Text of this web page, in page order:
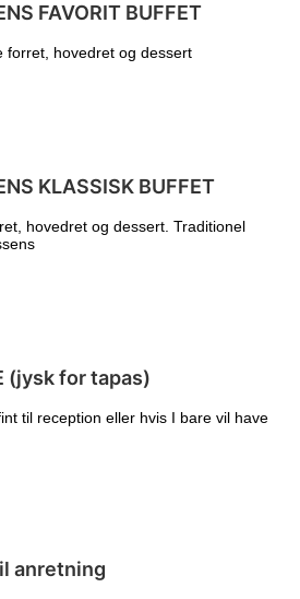
FAVORIT BUFFET
forret, hovedret og dessert
KLASSISK BUFFET
hovedret og dessert. Traditionel
(jysk for tapas)
til reception eller hvis I bare vil have
anretning